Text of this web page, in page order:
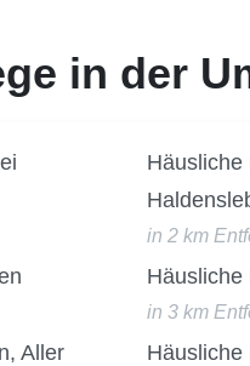
in der
Häusliche
in 2 km
Häusliche
in 3 km
Aller
Häusliche